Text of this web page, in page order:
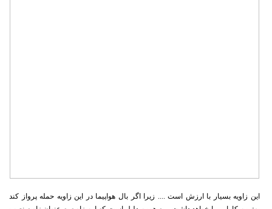
اين زاويه بسيار با ارزش است .... زيرا اگر بال هواپيما در اين زاويه حمله پرواز كند